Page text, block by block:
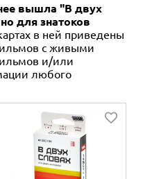
вышла "В двух
для знатоков
в ней приведены
с живыми
и/или
любого